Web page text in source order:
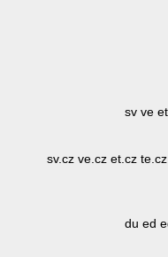
sv ve
sv.cz ve.cz et.cz
du ed